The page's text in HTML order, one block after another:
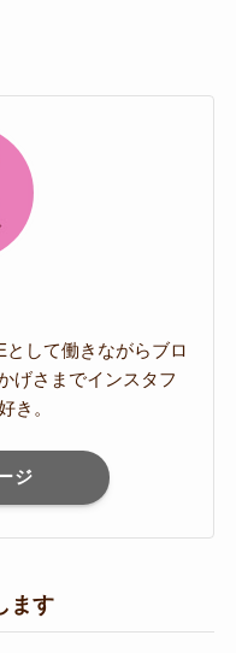
して働きながらブロ
げさまでインスタフ
き。
ジ
ます